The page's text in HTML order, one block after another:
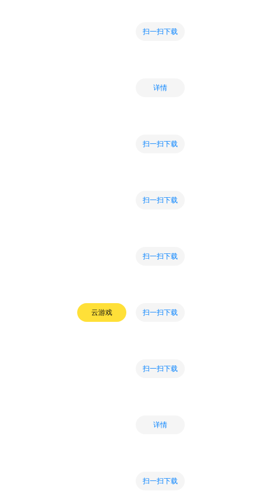
扫一扫下载
详情
扫一扫下载
扫一扫下载
扫一扫下载
云游戏 扫一扫下载
扫一扫下载
详情
扫一扫下载